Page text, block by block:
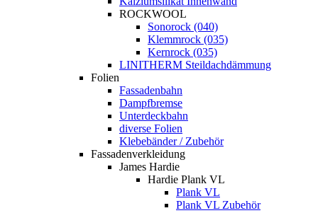
ROCKWOOL
Sonorock (040)
Klemmrock (035)
Kernrock (035)
LINITHERM Steildachdämmung
Folien
Fassadenbahn
Dampfbremse
Unterdeckbahn
diverse Folien
Klebebänder / Zubehör
Fassadenverkleidung
James Hardie
Hardie Plank VL
Plank VL
Plank VL Zubehör